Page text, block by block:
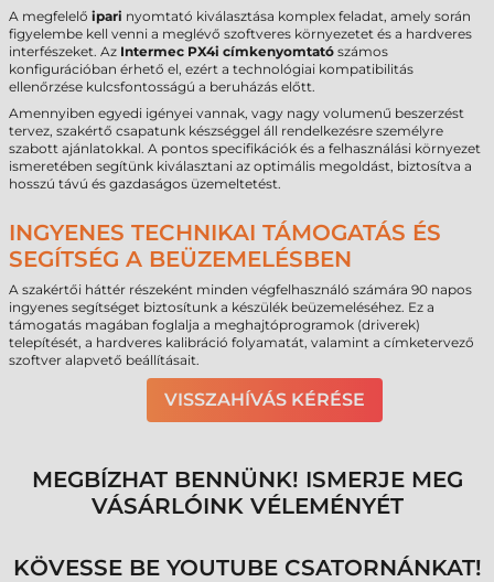
A megfelelő ipari nyomtató kiválasztása komplex feladat, amely során
figyelembe kell venni a meglévő szoftveres környezetet és a hardveres
interfészeket. Az Intermec PX4i címkenyomtató számos
konfigurációban érhető el, ezért a technológiai kompatibilitás
ellenőrzése kulcsfontosságú a beruházás előtt.
Amennyiben egyedi igényei vannak, vagy nagy volumenű beszerzést
tervez, szakértő csapatunk készséggel áll rendelkezésre személyre
szabott ajánlatokkal. A pontos specifikációk és a felhasználási környezet
ismeretében segítünk kiválasztani az optimális megoldást, biztosítva a
hosszú távú és gazdaságos üzemeltetést.
INGYENES TECHNIKAI TÁMOGATÁS ÉS
SEGÍTSÉG A BEÜZEMELÉSBEN
A szakértői háttér részeként minden végfelhasználó számára 90 napos
ingyenes segítséget biztosítunk a készülék beüzemeléséhez. Ez a
támogatás magában foglalja a meghajtóprogramok (driverek)
telepítését, a hardveres kalibráció folyamatát, valamint a címketervező
szoftver alapvető beállításait.
VISSZAHÍVÁS KÉRÉSE
MEGBÍZHAT BENNÜNK! ISMERJE MEG
VÁSÁRLÓINK VÉLEMÉNYÉT
KÖVESSE BE YOUTUBE CSATORNÁNKAT!